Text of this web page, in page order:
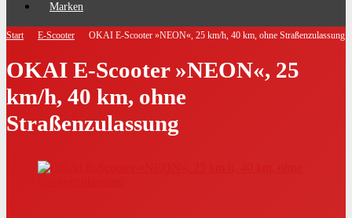
Marken
Start E-Scooter OKAI E-Scooter »NEON«, 25 km/h, 40 km, ohne Straßenzulassung
OKAI E-Scooter »NEON«, 25
km/h, 40 km, ohne
Straßenzulassung